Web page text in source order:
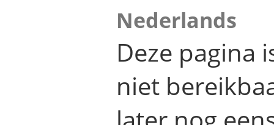
Nederlands
Deze pagina
niet